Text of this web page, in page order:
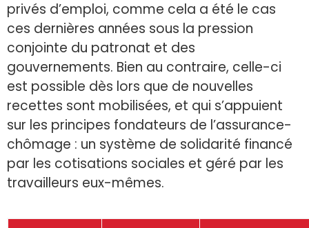
privés d’emploi, comme cela a été le cas
ces dernières années sous la pression
conjointe du patronat et des
gouvernements. Bien au contraire, celle-ci
est possible dès lors que de nouvelles
recettes sont mobilisées, et qui s’appuient
sur les principes fondateurs de l’assurance-
chômage : un système de solidarité financé
par les cotisations sociales et géré par les
travailleurs eux-mêmes.